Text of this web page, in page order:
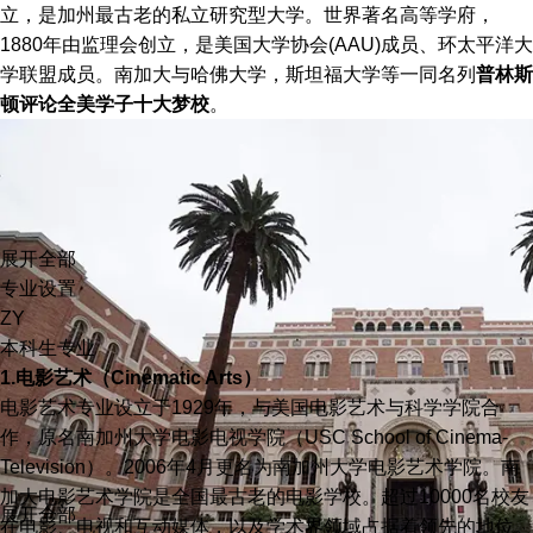
立，是加州最古老的私立研究型大学。世界著名高等学府，
1880年由监理会创立，是美国大学协会(AAU)成员、环太平洋大
学联盟成员。 南加大与哈佛大学，斯坦福大学等一同名列 普林斯
顿评论全美学子十大梦校。
展开全部
专业设置
ZY
本科生专业
1.电影艺术（Cinematic Arts）
电影艺术专业设立于1929年，与美国电影艺术与科学学院合
作，原名南加州大学电影电视学院（USC School of Cinema-
Television）。2006年4月更名为南加州大学电影艺术学院。南
加大电影艺术学院是全国最古老的电影学校。超过10000名校友
在电影、电视和互动媒体，以及学术界领域占据着领先的地位。
展开全部